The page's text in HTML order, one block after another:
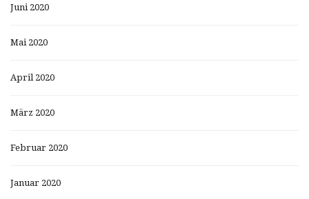
Juni 2020
Mai 2020
April 2020
März 2020
Februar 2020
Januar 2020